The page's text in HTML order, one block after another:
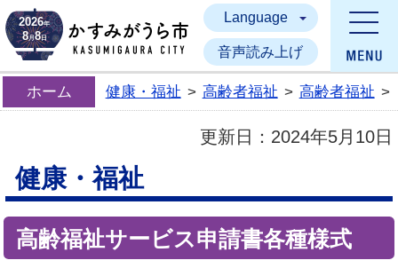
かすみがうら市
2026年
8月8日
Language
音声読み上げ
ホーム 健康・福祉 > 高齢者福祉 > 高齢者福祉 >
更新日： 2024年5月10日
健康・福祉
高齢福祉サービス申請書各種様式